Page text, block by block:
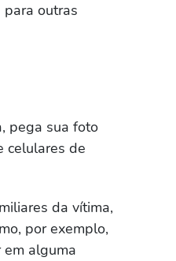
outras
pega sua foto
celulares de
da vítima,
por exemplo,
em alguma